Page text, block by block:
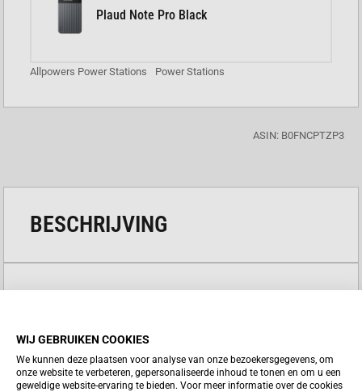
Plaud Note Pro Black
Allpowers Power Stations Power Stations
ASIN: B0FNCPTZP3
BESCHRIJVING
Batterijcapaciteit
99,2Wh
Continue
128W
100W
LFP/
LiFePO4
WIJ GEBRUIKEN COOKIES
We kunnen deze plaatsen voor analyse van onze bezoekersgegevens, om
onze website te verbeteren, gepersonaliseerde inhoud te tonen en om u een
geweldige website-ervaring te bieden. Voor meer informatie over de cookies